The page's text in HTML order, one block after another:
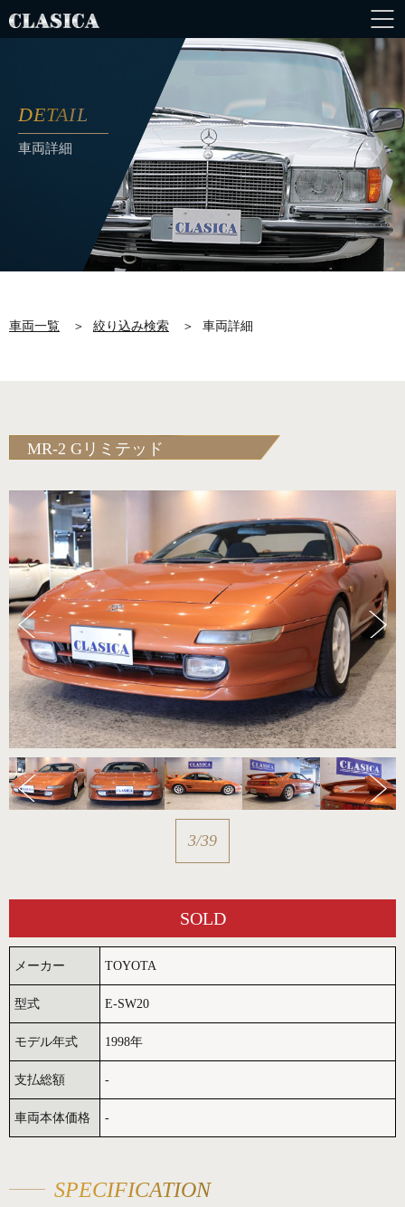
DETAIL
車両詳細
車両一覧 ＞ 絞り込み検索 ＞ 車両詳細
MR-2 Gリミテッド
3/39
SOLD
メーカー TOYOTA
型式 E-SW20
モデル年式 1998年
支払総額 -
車両本体価格 -
SPECIFICATION